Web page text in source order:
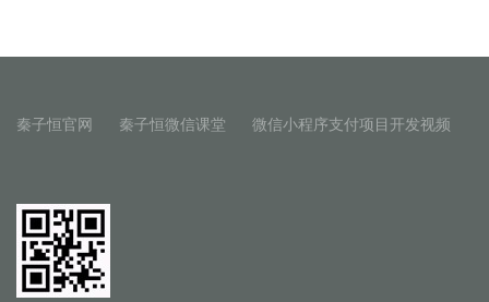
秦子恒官网 秦子恒微信课堂 微信小程序支付项目开发视频